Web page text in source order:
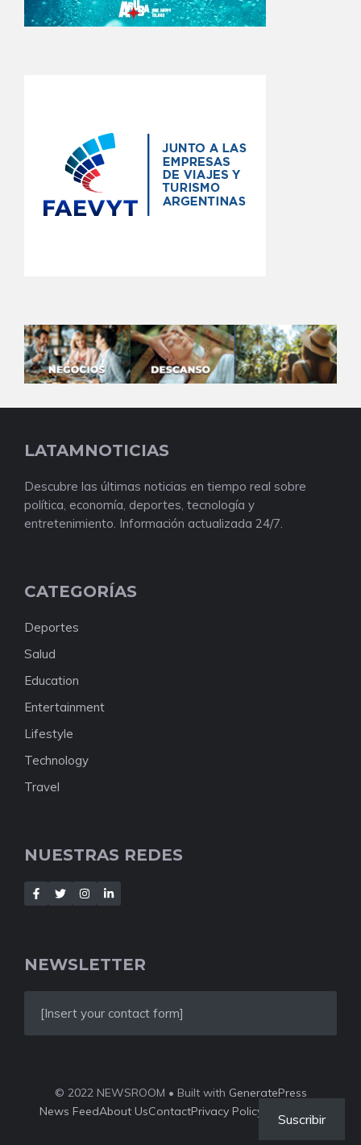
LATAMNOTICIAS
Descubre las últimas noticias en tiempo real sobre
política, economía, deportes, tecnología y
entretenimiento. Información actualizada 24/7.
CATEGORÍAS
Deportes
Salud
Education
Entertainment
Lifestyle
Technology
Travel
NUESTRAS REDES
NEWSLETTER
[Insert your contact form]
© 2022 NEWSROOM • Built with GeneratePress
News FeedAbout UsContactPrivacy Policy Suscribir